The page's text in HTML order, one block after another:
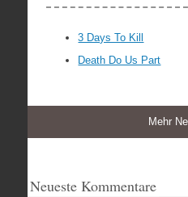
3 Days To Kill
Death Do Us Part
Mehr
Neueste Kommentare